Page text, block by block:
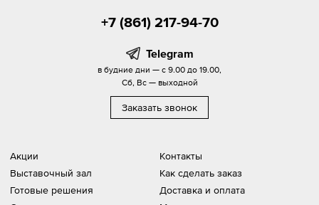
Акции
Выставочный зал
Готовые решения
Контакты
Как сделать заказ
Доставка и оплата
+7 (861) 217-94-70
Telegram
в будние дни — с 9.00 до 19.00,
Сб, Вс — выходной
Заказать звонок